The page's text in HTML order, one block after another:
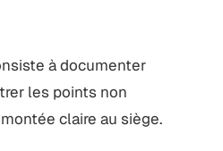
à documenter
les points non
claire au siège.